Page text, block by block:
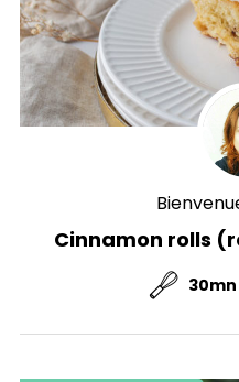
Cinnamon rolls
30mn